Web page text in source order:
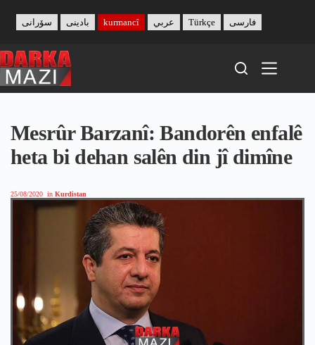
content
بادینی سۆرانی kurmancî عربي Türkçe فارسی
Mesrûr Barzanî: Bandorên enfalê
heta bi dehan salên din jî dimîne
25/08/2020 in Kurdistan